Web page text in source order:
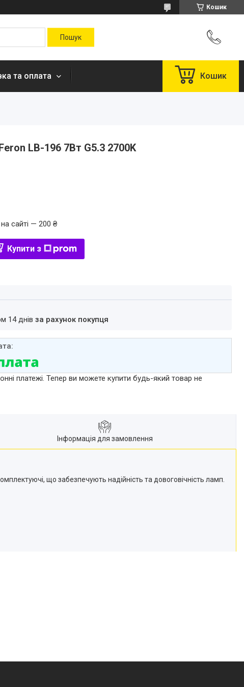
Кошик
та оплата Кошик
LB-196 7Вт G5.3 2700K
сайті — 200 ₴
Купити з
14 днів за рахунок покупця
платежі. Тепер ви можете купити будь-який товар не
Інформація для замовлення
що забезпечують надійність та довоговічність ламп.